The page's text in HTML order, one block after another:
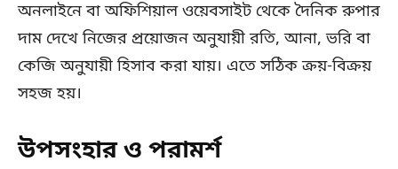
অনলাইনে বা অফিশিয়াল ওয়েবসাইট থেকে দৈনিক রুপার
দাম দেখে নিজের প্রয়োজন অনুযায়ী রতি, আনা, ভরি বা
কেজি অনুযায়ী হিসাব করা যায়। এতে সঠিক ক্রয়-বিক্রয়
সহজ হয়।
উপসংহার ও পরামর্শ